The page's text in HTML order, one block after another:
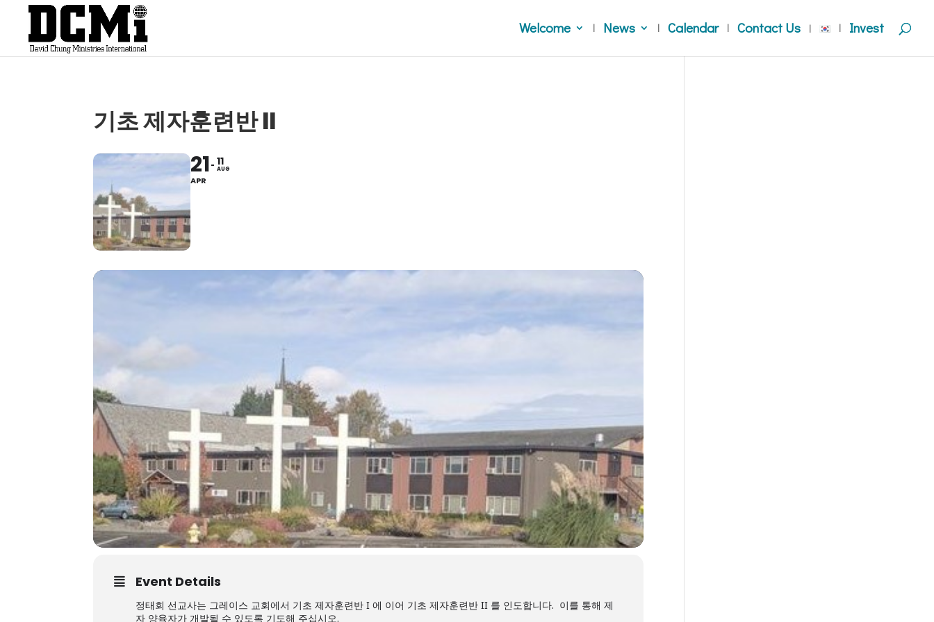
Welcome News Calendar Contact Us Invest
기초 제자훈련반 II
21
APR
11
AUG
Event Details
정태회 선교사는 그레이스 교회에서 기초 제자훈련반 I 에 이어 기초 제자훈련반 II 를 인도합니다. 이를 통해 제
자 양육자가 개발될 수 있도록 기도해 주십시오.